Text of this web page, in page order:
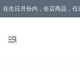
在生日月份内，全店商品，